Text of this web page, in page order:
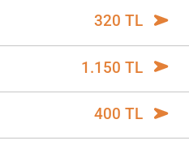
320 TL
1.150 TL
400 TL